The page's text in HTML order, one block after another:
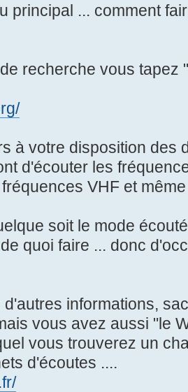
principal ... comment
recherche vous tapez
à votre disposition des
d'écouter les
VHF et
soit le mode
quoi faire ... donc
informations,
vous avez aussi "le
vous trouverez un
d'écoutes ....